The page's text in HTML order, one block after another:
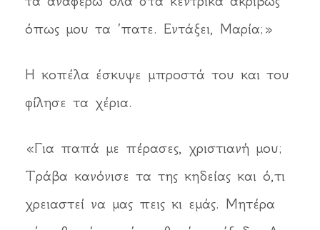
όπως μου τα ’πατε. Εντάξει, Μαρία;»
Η κοπέλα έσκυψε μπροστά του και του
φίλησε τα χέρια.
«Για παπά με πέρασες, χριστιανή μου;
Τράβα κανόνισε τα της κηδείας και ό,τι
χρειαστεί να μας πεις κι εμάς. Μητέρα